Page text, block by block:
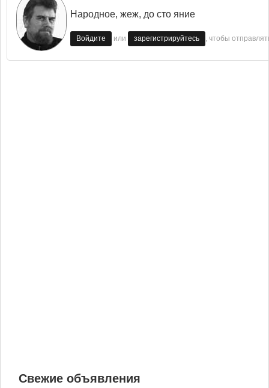
Народное, жеж, до сто яние
Войдите или зарегистрируйтесь , чтобы
Свежие объявления